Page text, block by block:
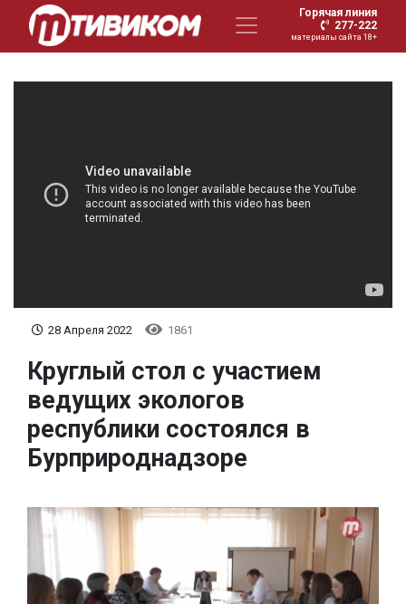
Горячая линия
277-222
материалы сайта 18+
28 Апреля 2022 1861
Круглый стол с участием
ведущих экологов
республики состоялся в
Бурприроднадзоре